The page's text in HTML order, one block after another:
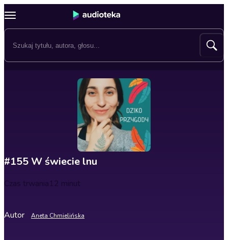
#155 W świecie lnu
Czas trwania12 minut
Autor Aneta Chmielińska